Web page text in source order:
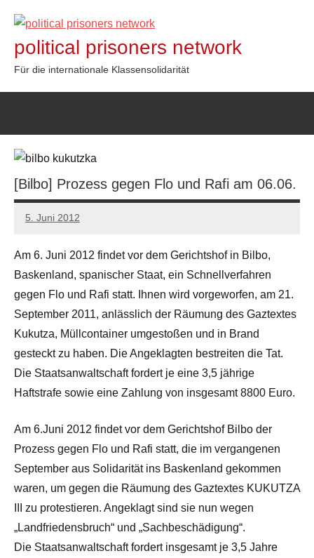
Inhalt
springen
political prisoners network
Für die internationale Klassensolidarität
[Bilbo] Prozess gegen Flo und Rafi am 06.06.
5. Juni 2012
admin
Am 6. Juni 2012 findet vor dem Gerichtshof in Bilbo,
Baskenland, spanischer Staat, ein Schnellverfahren
gegen Flo und Rafi statt. Ihnen wird vorgeworfen, am 21.
September 2011, anlässlich der Räumung des Gaztextes
Kukutza, Müllcontainer umgestoßen und in Brand
gesteckt zu haben. Die Angeklagten bestreiten die Tat.
Die Staatsanwaltschaft fordert je eine 3,5 jährige
Haftstrafe sowie eine Zahlung von insgesamt 8800 Euro.
Am 6.Juni 2012 findet vor dem Gerichtshof Bilbo der
Prozess gegen Flo und Rafi statt, die im vergangenen
September aus Solidarität ins Baskenland gekommen
waren, um gegen die Räumung des Gaztextes KUKUTZA
III zu protestieren. Angeklagt sind sie nun wegen
„Landfriedensbruch“ und „Sachbeschädigung“.
Die Staatsanwaltschaft fordert insgesamt je 3,5 Jahre